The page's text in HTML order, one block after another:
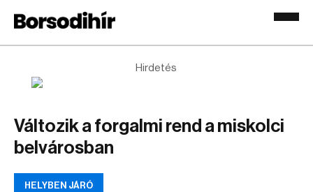
Hirdetés
Változik a forgalmi rend a miskolci
belvárosban
HELYBEN JÁRÓ